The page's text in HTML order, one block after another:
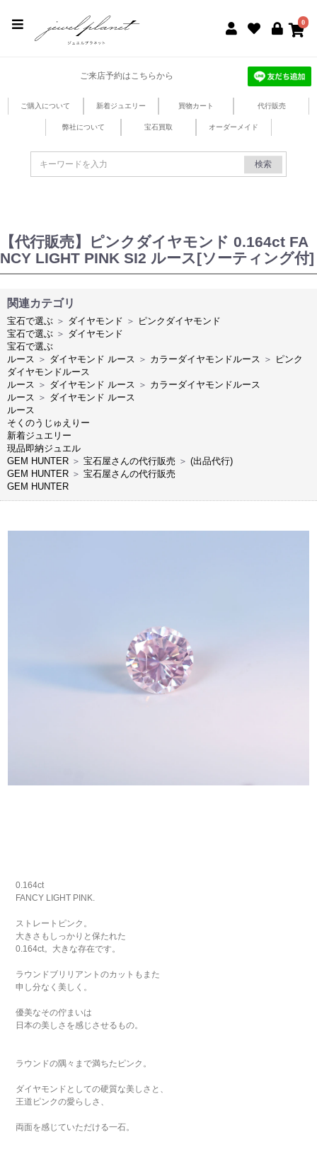
0
ご来店予約はこちらから
ご購入について 新着ジュエリー 買物カート 代行販売
弊社について 宝石買取 オーダーメイド
検索
【代行販売】ピンクダイヤモンド 0.164ct FA
NCY LIGHT PINK SI2 ルース[ソーティング付]
関連カテゴリ
宝石で選ぶ ＞ ダイヤモンド ＞ ピンクダイヤモンド
宝石で選ぶ ＞ ダイヤモンド
宝石で選ぶ
ルース ＞ ダイヤモンド ルース ＞ カラーダイヤモンドルース ＞ ピンク
ダイヤモンドルース
ルース ＞ ダイヤモンド ルース ＞ カラーダイヤモンドルース
ルース ＞ ダイヤモンド ルース
ルース
そくのうじゅえりー
新着ジュエリー
現品即納ジュエル
GEM HUNTER ＞ 宝石屋さんの代行販売 ＞ (出品代行)
GEM HUNTER ＞ 宝石屋さんの代行販売
GEM HUNTER
0.164ct
FANCY LIGHT PINK.
ストレートピンク。
大きさもしっかりと保たれた
0.164ct。大きな存在です。
ラウンドブリリアントのカットもまた
申し分なく美しく。
優美なその佇まいは
日本の美しさを感じさせるもの。
ラウンドの隅々まで満ちたピンク。
ダイヤモンドとしての硬質な美しさと、
王道ピンクの愛らしさ、
両面を感じていただける一石。